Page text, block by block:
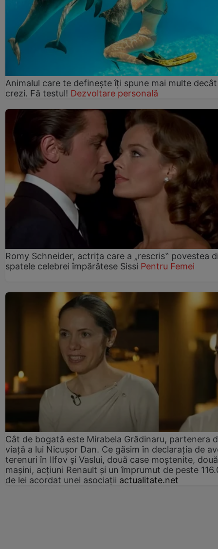
Animalul care te definește îți spune mai multe decât
crezi. Fă testul! Dezvoltare personală
Romy Schneider, actrița care a „rescris‟ povestea
spatele celebrei împărătese Sissi Pentru Femei
Cât de bogată este Mirabela Grădinaru, partenera
viață a lui Nicușor Dan. Ce găsim în declarația de
terenuri în Ilfov și Vaslui, două case moștenite, două
mașini, acțiuni Renault și un împrumut de peste
de lei acordat unei asociații actualitate.net